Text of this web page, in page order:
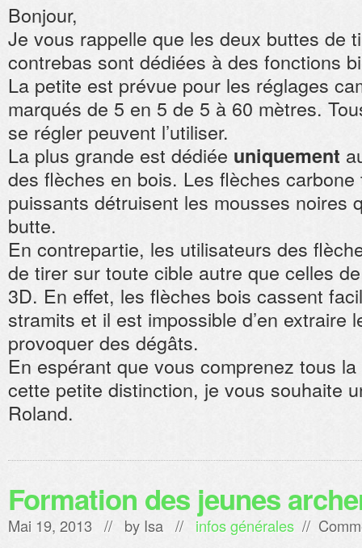
Bonjour,
Je vous rappelle que les deux buttes de
contrebas sont dédiées à des fonctions
La petite est prévue pour les réglages
marqués de 5 en 5 de 5 à 60 mètres.
se régler peuvent l’utiliser.
La plus grande est dédiée uniquement
des flèches en bois. Les flèches
puissants détruisent les mousses noires
butte.
En contrepartie, les utilisateurs des
de tirer sur toute cible autre que celles
3D. En effet, les flèches bois cassent
stramits et il est impossible d’en extraire
provoquer des dégâts.
En espérant que vous comprenez tous
cette petite distinction, je vous souhaite
Roland.
Formation des jeunes
Mai 19, 2013 // by Isa // infos générales //